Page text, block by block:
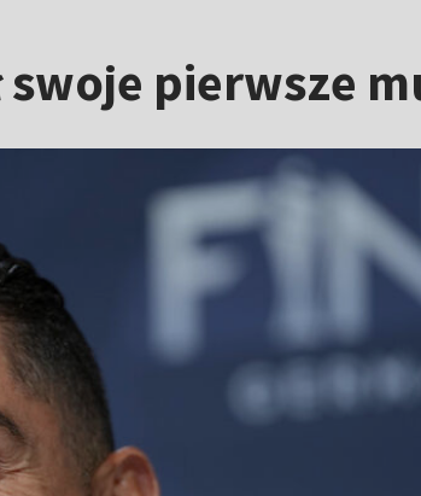
pierwsze